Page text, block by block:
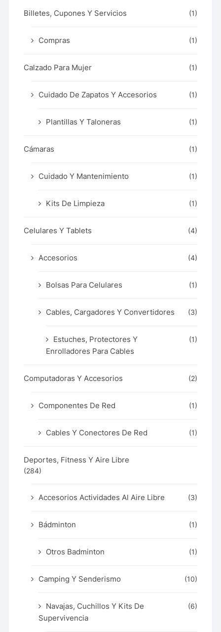
Billetes, Cupones Y Servicios (1)
Compras (1)
Calzado Para Mujer (1)
Cuidado De Zapatos Y Accesorios (1)
Plantillas Y Taloneras (1)
Cámaras (1)
Cuidado Y Mantenimiento (1)
Kits De Limpieza (1)
Celulares Y Tablets (4)
Accesorios (4)
Bolsas Para Celulares (1)
Cables, Cargadores Y Convertidores (3)
Estuches, Protectores Y
Enrolladores Para Cables
(1)
Computadoras Y Accesorios (2)
Componentes De Red (1)
Cables Y Conectores De Red (1)
Deportes, Fitness Y Aire Libre
(284)
Accesorios Actividades Al Aire Libre (3)
Bádminton (1)
Otros Badminton (1)
Camping Y Senderismo (10)
Navajas, Cuchillos Y Kits De
Supervivencia
(6)